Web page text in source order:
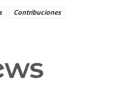
Contribuciones